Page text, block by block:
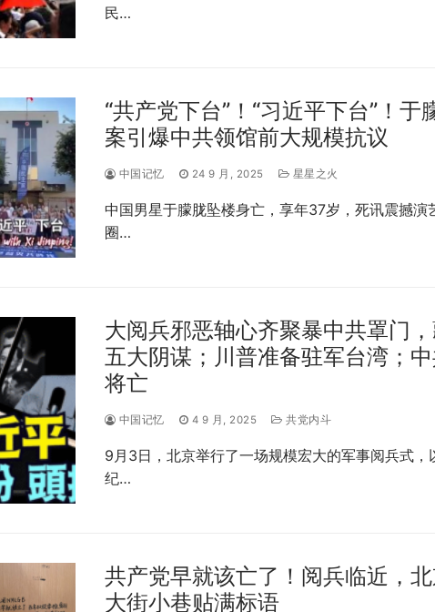
民…
“共产党下台”！“习近平下台”！于
案引爆中共领馆前大规模抗议
中国记忆 24 9 月, 2025 星星之火
中国男星于朦胧坠楼身亡，享年37岁，死讯震撼演
圈…
大阅兵邪恶轴心齐聚暴中共罩门
五大阴谋；川普准备驻军台湾；
将亡
中国记忆 4 9 月, 2025 共党内斗
9月3日，北京举行了一场规模宏大的军事阅兵式，
纪…
共产党早就该亡了！阅兵临近，
大街小巷贴满标语